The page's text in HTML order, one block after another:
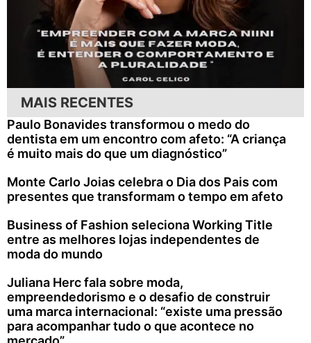
MAIS RECENTES
Paulo Bonavides transformou o medo do
dentista em um encontro com afeto: “A criança
é muito mais do que um diagnóstico”
Monte Carlo Joias celebra o Dia dos Pais com
presentes que transformam o tempo em afeto
Business of Fashion seleciona Working Title
entre as melhores lojas independentes de
moda do mundo
Juliana Herc fala sobre moda,
empreendedorismo e o desafio de construir
uma marca internacional: “existe uma pressão
para acompanhar tudo o que acontece no